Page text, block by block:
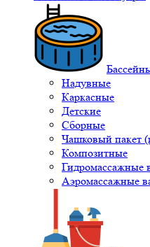
Надувные
Каркасные
Детские
Сборные
Чашковый пакет
Композитные
Гидромассажные
Аэромассажные